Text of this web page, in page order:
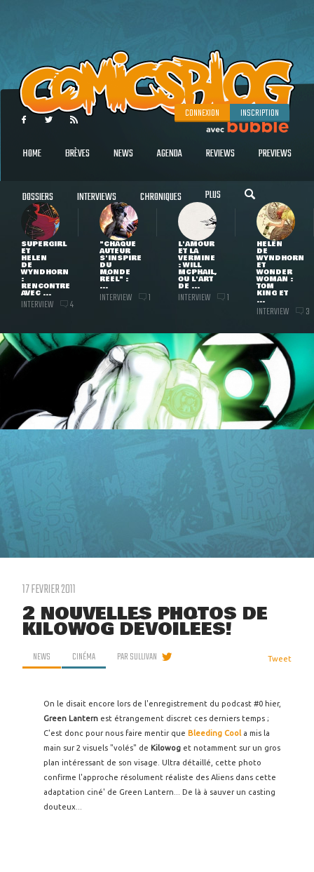
CONNEXION INSCRIPTION
HOME BRÈVES NEWS AGENDA REVIEWS PREVIEWS
DOSSIERS INTERVIEWS CHRONIQUES PLUS
SUPERGIRL
ET
HELEN
DE
WYNDHORN
:
RENCONTRE
AVEC ...
INTERVIEW 4
"CHAQUE
AUTEUR
S'INSPIRE
DU
MONDE
RÉEL" :
...
INTERVIEW 1
L'AMOUR
ET LA
VERMINE
: WILL
MCPHAIL,
OU L'ART
DE ...
INTERVIEW 1
HELEN
DE
WYNDHORN
ET
WONDER
WOMAN :
TOM
KING ET
...
INTERVIEW 3
17 FEVRIER 2011
2 NOUVELLES PHOTOS DE
KILOWOG DÉVOILÉES!
NEWS CINÉMA PARSULLIVAN Tweet
On le disait encore lors de l'enregistrement du podcast #0 hier,
Green Lantern est étrangement discret ces derniers temps ;
C'est donc pour nous faire mentir que Bleeding Cool a mis la
main sur 2 visuels "volés" de Kilowog et notamment sur un gros
plan intéressant de son visage. Ultra détaillé, cette photo
confirme l'approche résolument réaliste des Aliens dans cette
adaptation ciné' de Green Lantern... De là à sauver un casting
douteux...